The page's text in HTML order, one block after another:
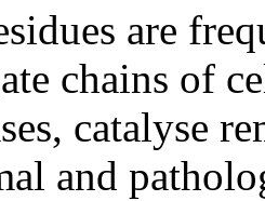
are
chains of
catalyse
and